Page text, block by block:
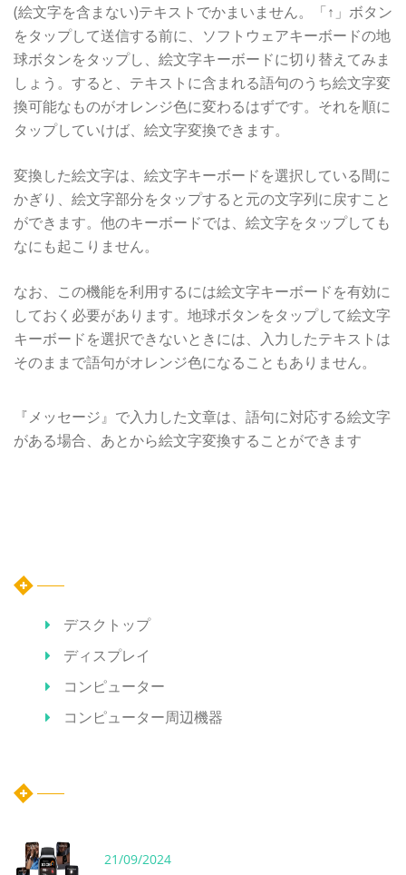
(絵文字を含まない)テキストでかまいません。「↑」ボタン
をタップして送信する前に、ソフトウェアキーボードの地
球ボタンをタップし、絵文字キーボードに切り替えてみま
しょう。すると、テキストに含まれる語句のうち絵文字変
換可能なものがオレンジ色に変わるはずです。それを順に
タップしていけば、絵文字変換できます。
変換した絵文字は、絵文字キーボードを選択している間に
かぎり、絵文字部分をタップすると元の文字列に戻すこと
ができます。他のキーボードでは、絵文字をタップしても
なにも起こりません。
なお、この機能を利用するには絵文字キーボードを有効に
しておく必要があります。地球ボタンをタップして絵文字
キーボードを選択できないときには、入力したテキストは
そのままで語句がオレンジ色になることもありません。
『メッセージ』で入力した文章は、語句に対応する絵文字
がある場合、あとから絵文字変換することができます
デスクトップ
ディスプレイ
コンピューター
コンピューター周辺機器
21/09/2024